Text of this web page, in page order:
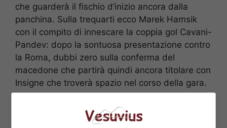
che guarderà il fischio d’inizio ancora dalla
panchina. Sulla trequarti ecco Marek Hamsik
con il compito di innescare la coppia gol Cavani-
Pandev: dopo la sontuosa presentazione contro
la Roma, dubbi zero sulla conferma del
macedone che partirà quindi ancora titolare con
Insigne che troverà spazio nel corso della gara.
In panchina, come detto, dovrebbe andare
Calaiò che oggi ha firmato il
contratto che lo riporta a Napoli